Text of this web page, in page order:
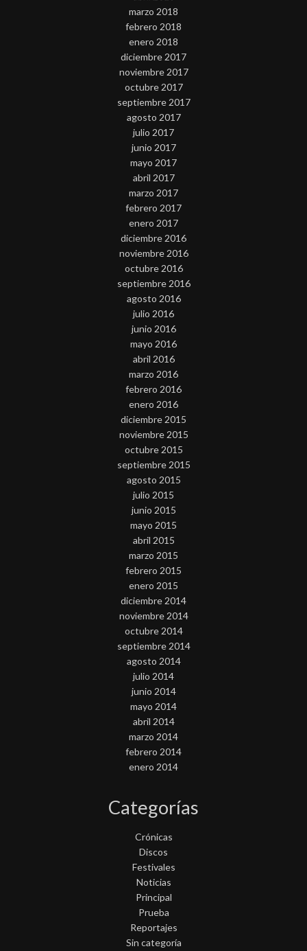
marzo 2018
febrero 2018
enero 2018
diciembre 2017
noviembre 2017
octubre 2017
septiembre 2017
agosto 2017
julio 2017
junio 2017
mayo 2017
abril 2017
marzo 2017
febrero 2017
enero 2017
diciembre 2016
noviembre 2016
octubre 2016
septiembre 2016
agosto 2016
julio 2016
junio 2016
mayo 2016
abril 2016
marzo 2016
febrero 2016
enero 2016
diciembre 2015
noviembre 2015
octubre 2015
septiembre 2015
agosto 2015
julio 2015
junio 2015
mayo 2015
abril 2015
marzo 2015
febrero 2015
enero 2015
diciembre 2014
noviembre 2014
octubre 2014
septiembre 2014
agosto 2014
julio 2014
junio 2014
mayo 2014
abril 2014
marzo 2014
febrero 2014
enero 2014
Categorías
Crónicas
Discos
Festivales
Noticias
Principal
Prueba
Reportajes
Sin categoría